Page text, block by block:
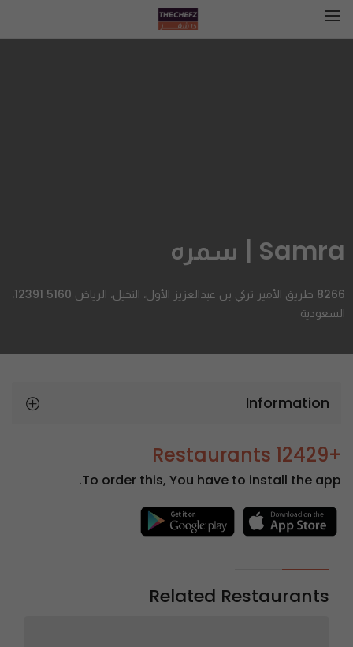
Samra | سمره
8266 طريق الأمير تركي بن عبدالعزيز الأول، النخيل، الرياض 12391 5160،
السعودية
Information
+12429 Restaurants
To order this, You have to install the app.
Related Restaurants